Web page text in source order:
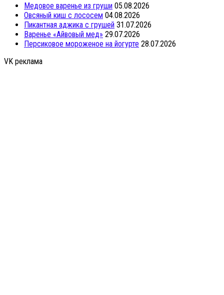
Медовое варенье из груши 05.08.2026
Овсяный киш с лососем 04.08.2026
Пикантная аджика с грушей 31.07.2026
Варенье «Айвовый мед» 29.07.2026
Персиковое мороженое на йогурте 28.07.2026
VK реклама